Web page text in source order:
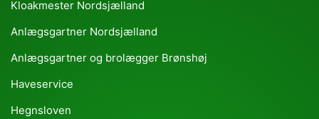
Kloakmester Nordsjælland
Anlægsgartner Nordsjælland
Anlægsgartner og brolægger Brønshøj
Haveservice
Hegnsloven